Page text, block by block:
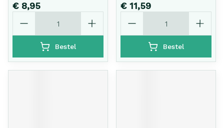
€ 8,95
Bestel
€ 11,59
Bestel